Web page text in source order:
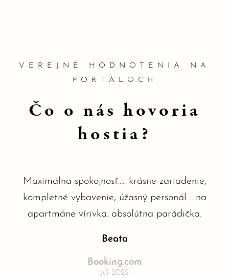
VEREJNÉ HODNOTENIA NA
PORTÁLOCH
Čo o nás hovoria
hostia?
Maximálna spokojnosť..... krásne zariadenie,
kompletné vybavenie, úžasný personál......na
apartmáne vírivka. absolútna parádička.
Beata
Booking.com
Júl 2022